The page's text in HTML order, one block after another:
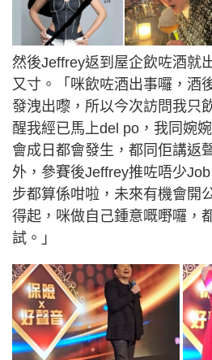
然後Jeffrey返到屋企飲咗酒就
又寸。「咪飲咗酒出事囉，酒
發洩出嚟，所以今次訪問我只
醒我經已馬上del po，我同婉
會成日都會發生，都同佢講返
外，參賽後Jeffrey推咗唔少
步都算係咁啦，未來有機會開
得起，咪做自己鍾意嘅嘢囉，
試。」